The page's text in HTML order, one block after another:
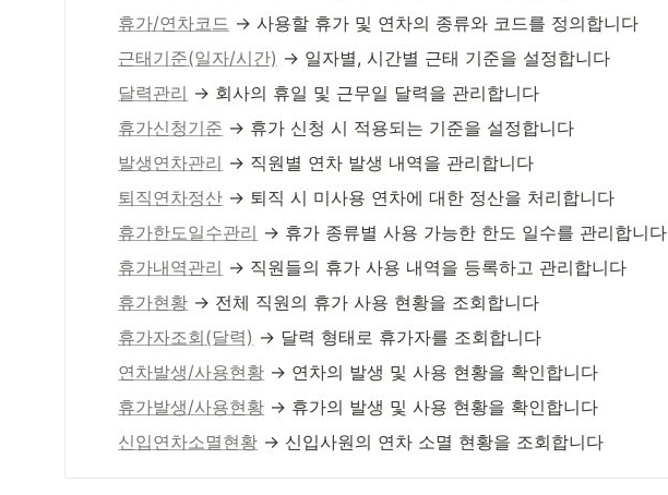
휴가/연차코드 → 사용할 휴가 및 연차의 종류와 코드를 정의합니다
근태기준(일자/시간) → 일자별, 시간별 근태 기준을 설정합니다
달력관리 → 회사의 휴일 및 근무일 달력을 관리합니다
휴가신청기준 → 휴가 신청 시 적용되는 기준을 설정합니다
발생연차관리 → 직원별 연차 발생 내역을 관리합니다
퇴직연차정산 → 퇴직 시 미사용 연차에 대한 정산을 처리합니다
휴가한도일수관리 → 휴가 종류별 사용 가능한 한도 일수를 관리합니다
휴가내역관리 → 직원들의 휴가 사용 내역을 등록하고 관리합니다
휴가현황 → 전체 직원의 휴가 사용 현황을 조회합니다
휴가자조회(달력) → 달력 형태로 휴가자를 조회합니다
연차발생/사용현황 → 연차의 발생 및 사용 현황을 확인합니다
휴가발생/사용현황 → 휴가의 발생 및 사용 현황을 확인합니다
신입연차소멸현황 → 신입사원의 연차 소멸 현황을 조회합니다